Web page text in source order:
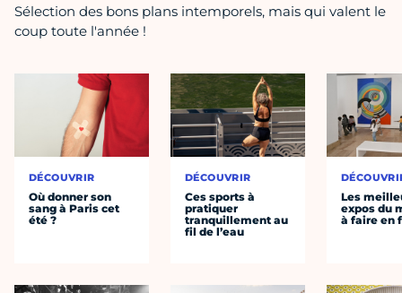
Sélection des bons plans intemporels, mais qui valent le
coup toute l'année !
DÉCOUVRIR
Où donner son
sang à Paris cet
été ?
DÉCOUVRIR
Ces sports à
pratiquer
tranquillement au
fil de l’eau
Les
expos du
à faire en